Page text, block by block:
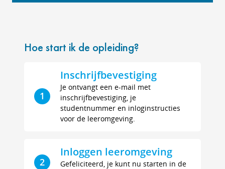
Hoe start ik de opleiding?
1
Inschrijfbevestiging
Je ontvangt een e-mail met
inschrijfbevestiging, je
studentnummer en inloginstructies
voor de leeromgeving.
2
Inloggen leeromgeving
Gefeliciteerd, je kunt nu starten in de